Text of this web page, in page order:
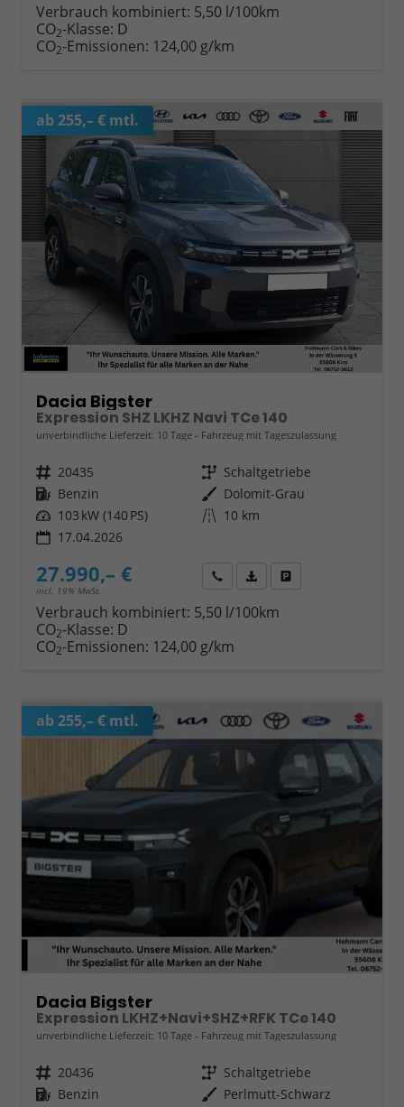
Verbrauch kombiniert: 5,50 l/100km
CO2-Klasse: D
CO2-Emissionen: 124,00 g/km
ab 255,– € mtl.
Dacia Bigster
Expression SHZ LKHZ Navi TCe 140
unverbindliche Lieferzeit: 10 Tage Fahrzeug mit Tageszulassung
Fahrzeugnr. 20435 Getriebe Schaltgetriebe
Kraftstoff Benzin Außenfarbe Dolomit-Grau
Leistung 103 kW (140 PS) Kilometerstand 10 km
17.04.2026
27.990,– €
incl. 19% MwSt.
Wir rufen Sie anFahrzeugexposé (PDF)
Verbrauch kombiniert: 5,50 l/100km
CO2-Klasse: D
CO2-Emissionen: 124,00 g/km
ab 255,– € mtl.
Dacia Bigster
Expression LKHZ+Navi+SHZ+RFK TCe 140
unverbindliche Lieferzeit: 10 Tage Fahrzeug mit Tageszulassung
Fahrzeugnr. 20436 Getriebe Schaltgetriebe
Kraftstoff Benzin Außenfarbe Perlmutt-Schwarz